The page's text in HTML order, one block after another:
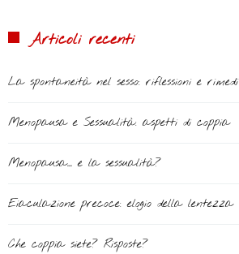
Articoli recenti
La spontaneità nel sesso: riflessioni e rimedi
Menopausa e Sessualità: aspetti di coppia
Menopausa… e la sessualità?
Eiaculazione precoce: elogio della lentezza
Che coppia siete? Risposte?